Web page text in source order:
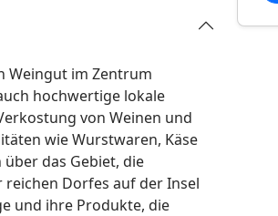
Weingut im Zentrum
hochwertige lokale
von Weinen und
wie Wurstwaren, Käse
das Gebiet, die
reichen Dorfes auf der Insel
und ihre Produkte, die